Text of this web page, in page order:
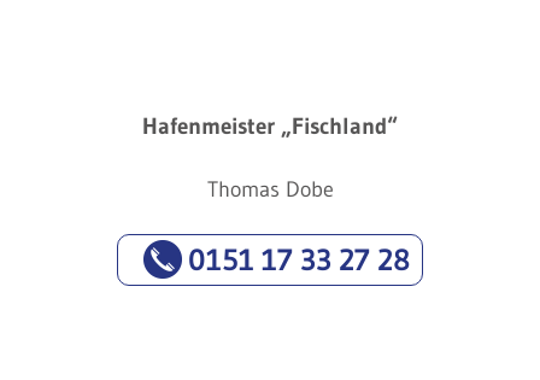
Hafenmeister „Fischland“
Thomas Dobe
0151 17 33 27 28